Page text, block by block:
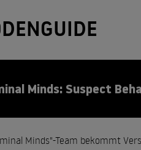
Minds: Suspect
Minds"-Team bekommt